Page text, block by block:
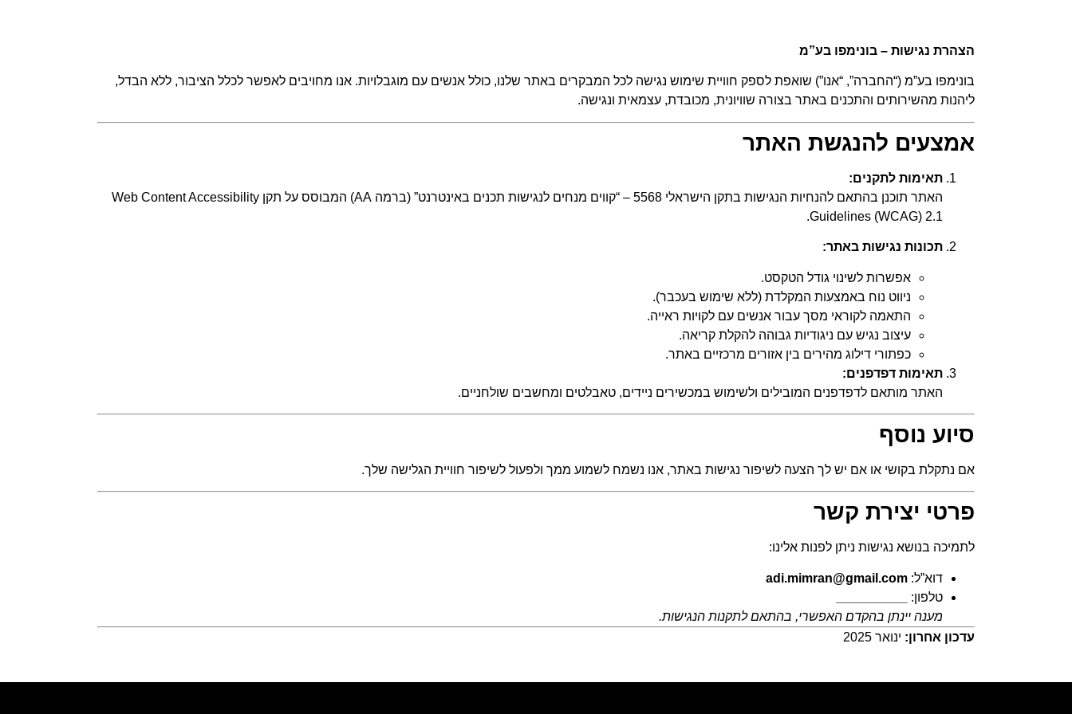
הצהרת נגישות – בונימפו בע”מ
בונימפו בע”מ (“החברה”, “אנו”) שואפת לספק חוויית שימוש נגישה לכל המבקרים באתר שלנו, כולל אנשים עם מוגבלויות. אנו מחויבים לאפשר לכלל הציבור, ללא הבדל,
ליהנות מהשירותים והתכנים באתר בצורה שוויונית, מכובדת, עצמאית ונגישה.
אמצעים להנגשת האתר
תאימות לתקנים:
האתר תוכנן בהתאם להנחיות הנגישות בתקן הישראלי 5568 – “קווים מנחים לנגישות תכנים באינטרנט” (ברמה AA) המבוסס על תקן Web Content Accessibility
Guidelines (WCAG) 2.1.
תכונות נגישות באתר:
אפשרות לשינוי גודל הטקסט.
ניווט נוח באמצעות המקלדת (ללא שימוש בעכבר).
התאמה לקוראי מסך עבור אנשים עם לקויות ראייה.
עיצוב נגיש עם ניגודיות גבוהה להקלת קריאה.
כפתורי דילוג מהירים בין אזורים מרכזיים באתר.
תאימות דפדפנים:
האתר מותאם לדפדפנים המובילים ולשימוש במכשירים ניידים, טאבלטים ומחשבים שולחניים.
סיוע נוסף
אם נתקלת בקושי או אם יש לך הצעה לשיפור נגישות באתר, אנו נשמח לשמוע ממך ולפעול לשיפור חוויית הגלישה שלך.
פרטי יצירת קשר
לתמיכה בנושא נגישות ניתן לפנות אלינו:
דוא”ל: adi.mimran@gmail.com
טלפון:
מענה יינתן בהקדם האפשרי, בהתאם לתקנות הנגישות.
עדכון אחרון: ינואר 2025